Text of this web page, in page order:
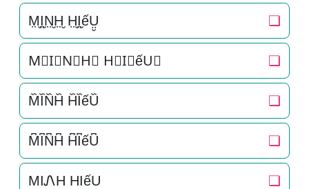
M̤̮I̤̮N̤̮H̤̮ H̤̮I̤̮ếṲ̮ ❏
M⃘I⃘N⃘H⃘ H⃘I⃘ếU⃘ ❏
M᷈I᷈N᷈H᷈ H᷈I᷈ếU᷈ ❏
M͆I͆N͆H͆ H͆I͆ếU͆ ❏
MIᏁH HIếU ❏